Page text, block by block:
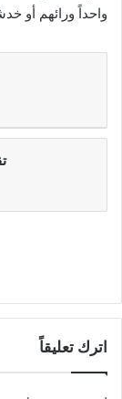
واحداً ورائهم أو
اترك تعليقاً